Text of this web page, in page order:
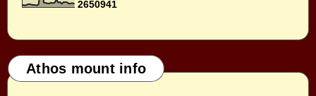
2650941
Athos mount info